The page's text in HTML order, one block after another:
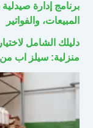
برنامج إدارة
المبيعات، والفواتير
دليلك الشامل
منزلية: سيلز اب